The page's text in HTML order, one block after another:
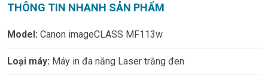
THÔNG TIN NHANH SẢN PHẨM
Model: Canon imageCLASS MF113w
Loại máy: Máy in đa năng Laser trắng đen